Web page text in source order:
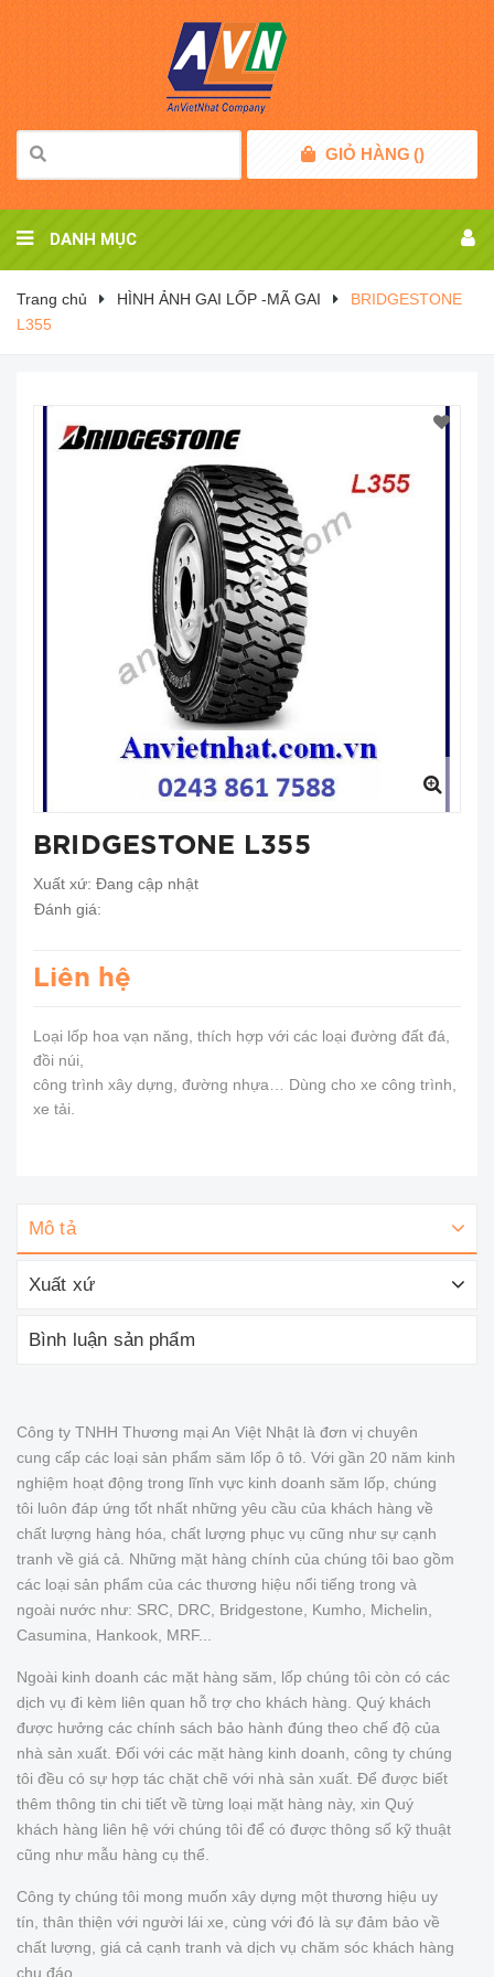
GIỎ HÀNG ()
DANH MỤC
Trang chủ HÌNH ẢNH GAI LỐP -MÃ GAI
BRIDGESTONE
L355
BRIDGESTONE L355
Xuất xứ: Đang cập nhật
Đánh giá:
Liên hệ
Loại lốp hoa vạn năng, thích hợp với các loại đường đất đá,
đồi núi,
công trình xây dựng, đường nhựa… Dùng cho xe công trình,
xe tải.
Mô tả
Xuất xứ
Bình luận sản phẩm
Công ty TNHH Thương mại An Việt Nhật là đơn vị chuyên
cung cấp các loại sản phẩm săm lốp ô tô. Với gần 20 năm kinh
nghiệm hoạt động trong lĩnh vực kinh doanh săm lốp, chúng
tôi luôn đáp ứng tốt nhất những yêu cầu của khách hàng về
chất lượng hàng hóa, chất lượng phục vụ cũng như sự cạnh
tranh về giá cả. Những mặt hàng chính của chúng tôi bao gồm
các loại sản phẩm của các thương hiệu nổi tiếng trong và
ngoài nước như: SRC, DRC, Bridgestone, Kumho, Michelin,
Casumina, Hankook, MRF...
Ngoài kinh doanh các mặt hàng săm, lốp chúng tôi còn có các
dịch vụ đi kèm liên quan hỗ trợ cho khách hàng. Quý khách
được hưởng các chính sách bảo hành đúng theo chế độ của
nhà sản xuất. Đối với các mặt hàng kinh doanh, công ty chúng
tôi đều có sự hợp tác chặt chẽ với nhà sản xuất. Để được biết
thêm thông tin chi tiết về từng loại mặt hàng này, xin Quý
khách hàng liên hệ với chúng tôi để có được thông số kỹ thuật
cũng như mẫu hàng cụ thể.
Công ty chúng tôi mong muốn xây dựng một thương hiệu uy
tín, thân thiện với người lái xe, cùng với đó là sự đảm bảo về
chất lượng, giá cả cạnh tranh và dịch vụ chăm sóc khách hàng
chu đáo.